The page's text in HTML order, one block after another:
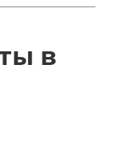
в